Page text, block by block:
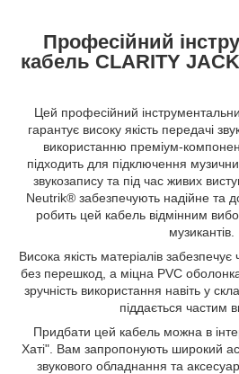
Професійний
кабель CLARITY
Цей професійний
гарантує високу якість передачі
використанню преміум-
підходить для підключення
звукозапису та під час живих
Neutrik® забезпечують надійне та
робить цей кабель відмінним
музикантів.
Висока якість матеріалів
без перешкод, а міцна PVC оболонка
зручність використання навіть у
піддається частим
Придбати цей кабель можна в
Хаті". Вам запропонують широкий
звукового обладнання та